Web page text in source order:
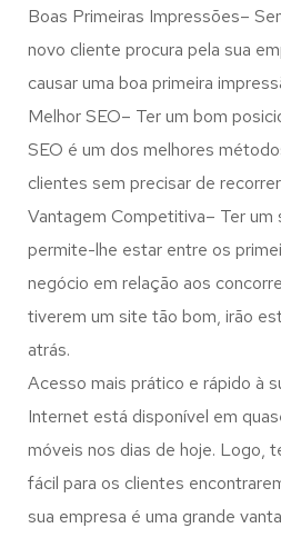
Boas Primeiras Impressões–
novo cliente procura pela sua
causar uma boa primeira
Melhor SEO– Ter um bom
SEO é um dos melhores
clientes sem precisar de
Vantagem Competitiva– Ter um
permite-lhe estar entre os
negócio em relação aos
tiverem um site tão bom, irão
atrás.
Acesso mais prático e rápido à
Internet está disponível em
móveis nos dias de hoje. Logo,
fácil para os clientes
sua empresa é uma grande